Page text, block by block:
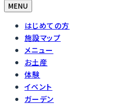
MENU
はじめての方
施設マップ
メニュー
お土産
体験
イベント
ガーデン